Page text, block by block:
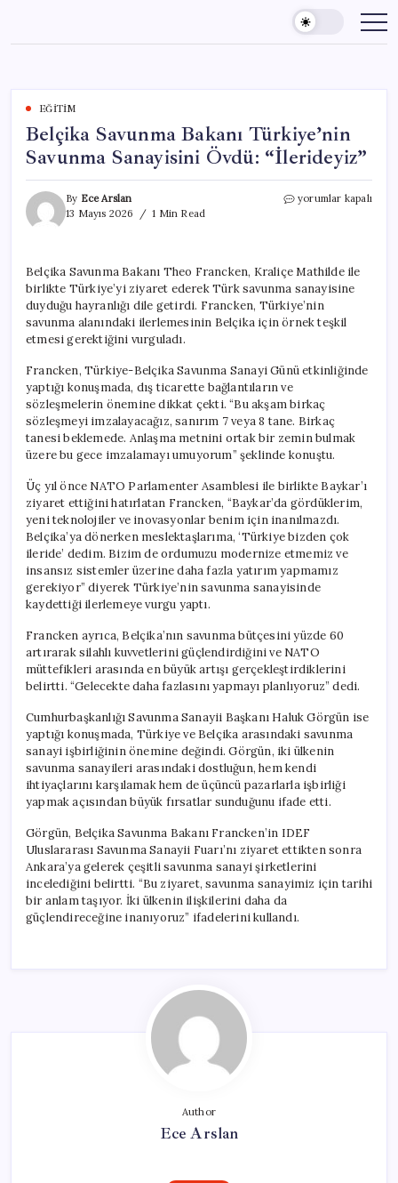
content
EĞITIM
Belçika Savunma Bakanı Türkiye’nin
Savunma Sanayisini Övdü: “İlerideyiz”
By Ece Arslan
13 Mayıs 2026
1 Min Read
Belçika
Sanayisini
Övdü:
“İlerideyiz”
için
yorumlar kapalı
Belçika Savunma Bakanı Theo Francken, Kraliçe Mathilde ile
birlikte Türkiye’yi ziyaret ederek Türk savunma sanayisine
duyduğu hayranlığı dile getirdi. Francken, Türkiye’nin
savunma alanındaki ilerlemesinin Belçika için örnek teşkil
etmesi gerektiğini vurguladı.
Francken, Türkiye-Belçika Savunma Sanayi Günü etkinliğinde
yaptığı konuşmada, dış ticarette bağlantıların ve
sözleşmelerin önemine dikkat çekti. “Bu akşam birkaç
sözleşmeyi imzalayacağız, sanırım 7 veya 8 tane. Birkaç
tanesi beklemede. Anlaşma metnini ortak bir zemin bulmak
üzere bu gece imzalamayı umuyorum” şeklinde konuştu.
Üç yıl önce NATO Parlamenter Asamblesi ile birlikte Baykar’ı
ziyaret ettiğini hatırlatan Francken, “Baykar’da gördüklerim,
yeni teknolojiler ve inovasyonlar benim için inanılmazdı.
Belçika’ya dönerken meslektaşlarıma, ‘Türkiye bizden çok
ileride’ dedim. Bizim de ordumuzu modernize etmemiz ve
insansız sistemler üzerine daha fazla yatırım yapmamız
gerekiyor” diyerek Türkiye’nin savunma sanayisinde
kaydettiği ilerlemeye vurgu yaptı.
Francken ayrıca, Belçika’nın savunma bütçesini yüzde 60
artırarak silahlı kuvvetlerini güçlendirdiğini ve NATO
müttefikleri arasında en büyük artışı gerçekleştirdiklerini
belirtti. “Gelecekte daha fazlasını yapmayı planlıyoruz” dedi.
Cumhurbaşkanlığı Savunma Sanayii Başkanı Haluk Görgün ise
yaptığı konuşmada, Türkiye ve Belçika arasındaki savunma
sanayi işbirliğinin önemine değindi. Görgün, iki ülkenin
savunma sanayileri arasındaki dostluğun, hem kendi
ihtiyaçlarını karşılamak hem de üçüncü pazarlarla işbirliği
yapmak açısından büyük fırsatlar sunduğunu ifade etti.
Görgün, Belçika Savunma Bakanı Francken’in IDEF
Uluslararası Savunma Sanayii Fuarı’nı ziyaret ettikten sonra
Ankara’ya gelerek çeşitli savunma sanayi şirketlerini
incelediğini belirtti. “Bu ziyaret, savunma sanayimiz için tarihi
bir anlam taşıyor. İki ülkenin ilişkilerini daha da
güçlendireceğine inanıyoruz” ifadelerini kullandı.
Author
Ece Arslan